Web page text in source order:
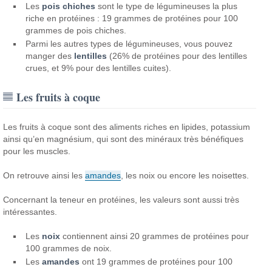
Les pois chiches sont le type de légumineuses la plus
riche en protéines : 19 grammes de protéines pour 100
grammes de pois chiches.
Parmi les autres types de légumineuses, vous pouvez
manger des lentilles (26% de protéines pour des lentilles
crues, et 9% pour des lentilles cuites).
Les fruits à coque
Les fruits à coque sont des aliments riches en lipides, potassium
ainsi qu’en magnésium, qui sont des minéraux très bénéfiques
pour les muscles.
On retrouve ainsi lesamandes , les noix ou encore les noisettes.
Concernant la teneur en protéines, les valeurs sont aussi très
intéressantes.
Les noix contiennent ainsi 20 grammes de protéines pour
100 grammes de noix.
Lesamandes ont 19 grammes de protéines pour 100